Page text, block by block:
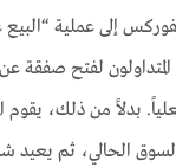
إلى عملية
لفتح صفقة
بدلاً من ذلك، يقوم
الحالي، ثم يعيد